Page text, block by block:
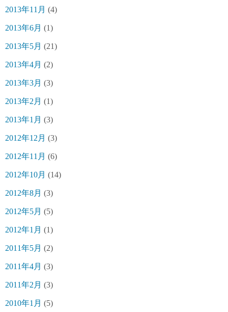
2013年11月 (4)
2013年6月 (1)
2013年5月 (21)
2013年4月 (2)
2013年3月 (3)
2013年2月 (1)
2013年1月 (3)
2012年12月 (3)
2012年11月 (6)
2012年10月 (14)
2012年8月 (3)
2012年5月 (5)
2012年1月 (1)
2011年5月 (2)
2011年4月 (3)
2011年2月 (3)
2010年1月 (5)